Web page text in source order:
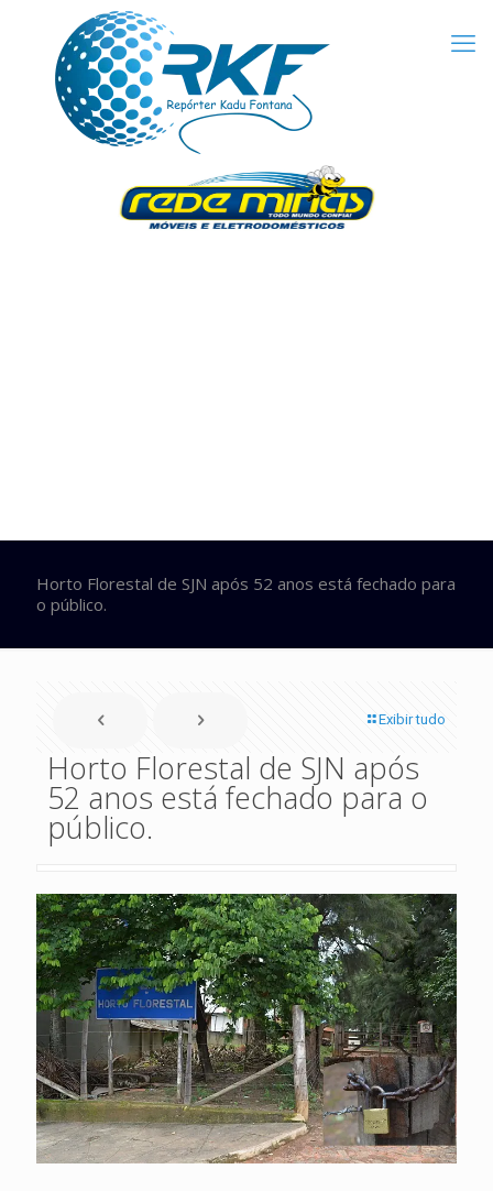
Horto Florestal de SJN após 52 anos está fechado para
o público.
Exibir tudo
Horto Florestal de SJN após
52 anos está fechado para o
público.